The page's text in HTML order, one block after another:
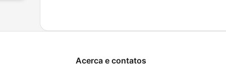
Acerca e contatos